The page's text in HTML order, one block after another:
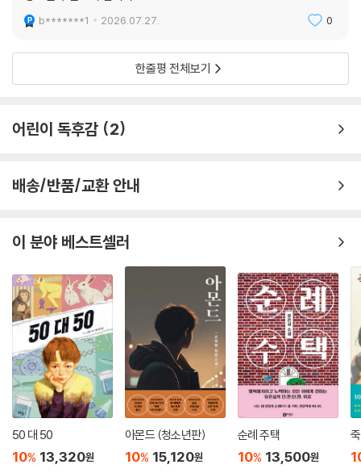
b*******1 2026.07.27. 0
한줄평 전체보기
어린이 독후감 2
배송/반품/교환 안내
이 분야 베스트셀러
50 대 50
10% 13,320원
아몬드 (청소년판)
10% 15,120원
순례 주택
10% 13,500원